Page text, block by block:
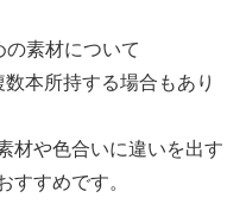
素材について
本所持する場合もあり
材や色合いに違いを出す
すすめです。